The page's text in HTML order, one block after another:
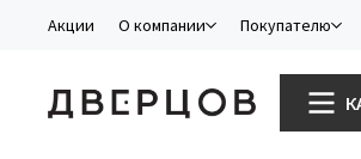
Акции О компании Покупателю